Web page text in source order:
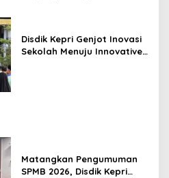
Disdik Kepri Genjot Inovasi
Sekolah Menuju Innovative
Matangkan Pengumuman
SPMB 2026, Disdik Kepri